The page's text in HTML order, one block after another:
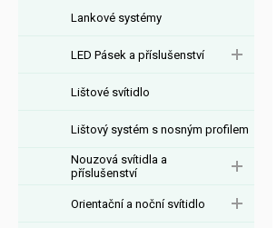
Lankové systémy
LED Pásek a příslušenství
Lištové svítidlo
Lištový systém s nosným profilem
Nouzová svítidla a
příslušenství
Orientační a noční svítidlo